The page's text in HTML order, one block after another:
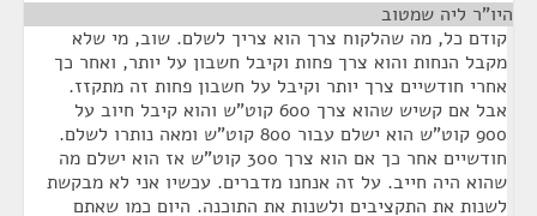
היו"ר ליה שמטוב
קודם כל, מה שהלקוח צרך הוא צריך לשלם. שוב, מי שלא
מקבל הנחות והוא צרך פחות וקיבל חשבון על יותר, ואחר כך
אחרי חודשיים צרך יותר וקיבל על חשבון פחות זה מתקזז.
אבל אם קשיש שהוא צרך 600 קוט”ש והוא קיבל חיוב על
900 קוט”ש הוא ישלם עבור 800 קוט”ש ומאה נותרו לשלם.
חודשיים אחר כך אם הוא צרך 300 קוט”ש אז הוא ישלם מה
שהוא היה חייב. על זה אנחנו מדברים. עכשיו אני לא מבקשת
לשנות את התקציבים ולשנות את התוכנה. היום כמו שאתם